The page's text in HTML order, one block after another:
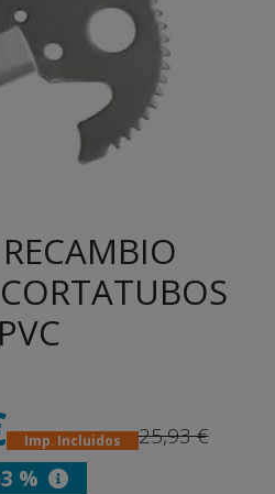
PVC
Imp. Incluidos
25,93 €
%